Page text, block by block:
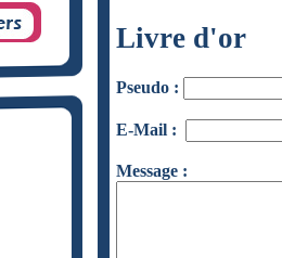
Livre d'or
Pseudo :
E-Mail :
Message :